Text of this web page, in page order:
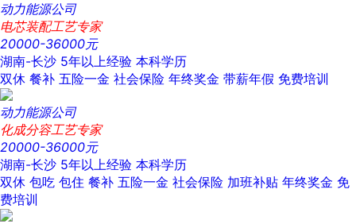
动力能源公司
电芯装配工艺专家
20000-36000元
湖南-长沙 5年以上经验 本科学历
双休 餐补 五险一金 社会保险 年终奖金 带薪年假 免费培训
动力能源公司
化成分容工艺专家
20000-36000元
湖南-长沙 5年以上经验 本科学历
双休 包吃 包住 餐补 五险一金 社会保险 加班补贴 年终奖金 免
费培训